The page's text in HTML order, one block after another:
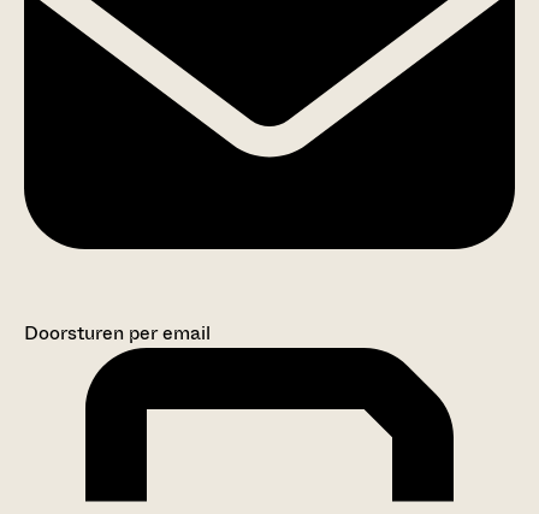
Doorsturen per email